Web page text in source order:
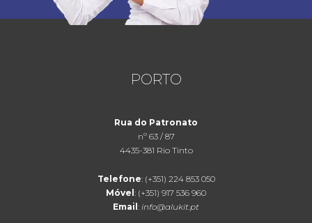
PORTO
Rua do Patronato
nº 63 / 87
4435-381 Rio Tinto
Telefone: (+351) 224 853 050
Móvel : (+351) 917 536 960
Email : info@alukit.pt